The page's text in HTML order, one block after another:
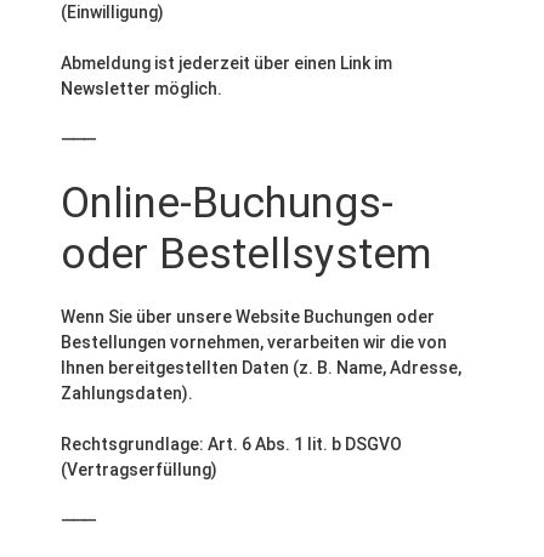
(Einwilligung)
Abmeldung ist jederzeit über einen Link im
Newsletter möglich.
⸻
Online-Buchungs-
oder Bestellsystem
Wenn Sie über unsere Website Buchungen oder
Bestellungen vornehmen, verarbeiten wir die von
Ihnen bereitgestellten Daten (z. B. Name, Adresse,
Zahlungsdaten).
Rechtsgrundlage: Art. 6 Abs. 1 lit. b DSGVO
(Vertragserfüllung)
⸻